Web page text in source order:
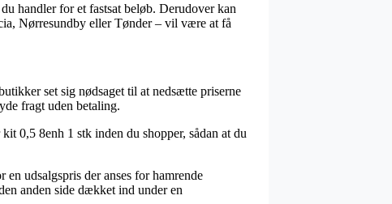
handler for et fastsat beløb. Derudover kan
Nørresundby eller Tønder – vil være at få
set sig nødsaget til at nedsætte priserne
fragt uden betaling.
0,5 8enh 1 stk inden du shopper, sådan at du
udsalgspris der anses for hamrende
anden side dækket ind under en